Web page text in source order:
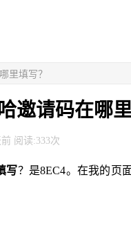
里填写？
邀请码在哪里
阅读:333次
写？是8EC4。在我的页